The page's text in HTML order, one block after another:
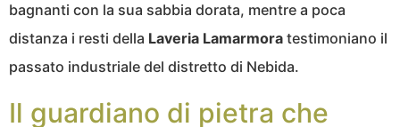
bagnanti con la sua sabbia dorata, mentre a poca
distanza i resti della Laveria Lamarmora testimoniano il
passato industriale del distretto di Nebida.
Il guardiano di pietra che